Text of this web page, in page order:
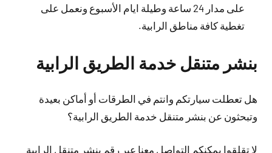
على مدار 24 ساعة وطيلة ايام الأسبوع ونعمل على
تغطية كافة مناطق الرابية.
بنشر متنقل خدمة الطريق الرابية
هل تعطلت سيارتكم وانتم في الطرقات أو أماكن بعيدة
وتبحثون عن بنشر متنقل خدمة الطريق الرابية؟
لا تقلقوا يمكنكم التواصل معنا عبر رقم بنشر متنقل الرابية